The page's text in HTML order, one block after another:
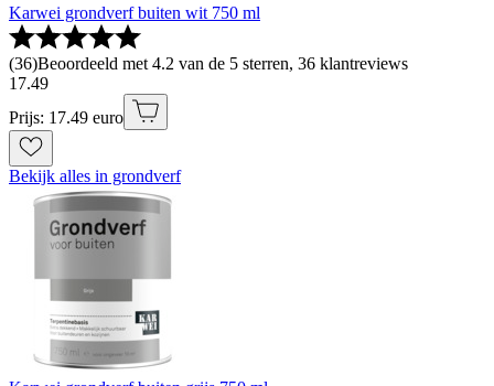
Karwei grondverf buiten wit 750 ml
(36)Beoordeeld met 4.2 van de 5 sterren, 36 klantreviews
17.49
Prijs: 17.49 euro
Bekijk alles in grondverf